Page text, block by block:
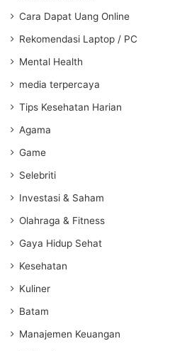
Cara Dapat Uang Online
Rekomendasi Laptop / PC
Mental Health
media terpercaya
Tips Kesehatan Harian
Agama
Game
Selebriti
Investasi & Saham
Olahraga & Fitness
Gaya Hidup Sehat
Kesehatan
Kuliner
Batam
Manajemen Keuangan